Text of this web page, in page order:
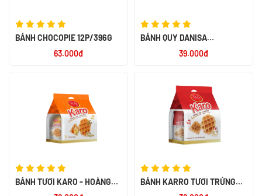
BÁNH CHOCOPIE 12P/396G
63.000đ
BÁNH QUY DANISA
CHOCOFELLO 150G - NK
INDONESIA39.000đ
BÁNH TƯƠI KARO - HOÀNG
BÁNH KARRO TƯƠI TRỨNG